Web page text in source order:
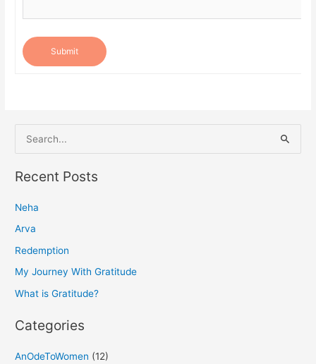
Submit
e
a
c
h
f
o
Recent Posts
Neha
Arva
Redemption
My Journey With Gratitude
What is Gratitude?
Categories
AnOdeToWomen (12)